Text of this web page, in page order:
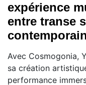
expérience
entre transe
Avec Cosmogonia,
sa création
performance